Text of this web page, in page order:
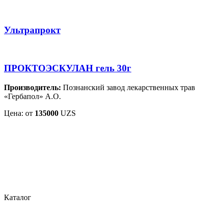
Ультрапрокт
ПРОКТОЭСКУЛАН гель 30г
Производитель: Познанский завод лекарственных трав
«Гербапол» А.О.
Цена: от 135000 UZS
Каталог